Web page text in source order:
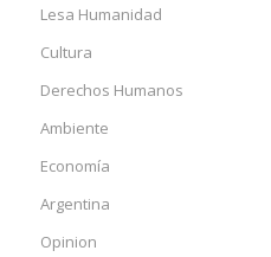
Lesa Humanidad
Cultura
Derechos Humanos
Ambiente
Economía
Argentina
Opinion